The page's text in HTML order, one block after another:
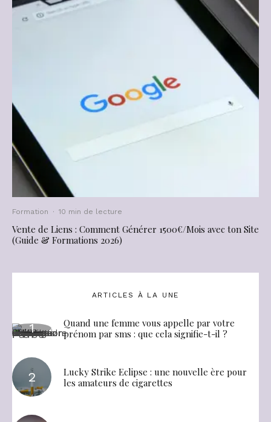
Formation · 10 min de lecture
Vente de Liens : Comment Générer 1500€/Mois avec ton Site
(Guide & Formations 2026)
ARTICLES À LA UNE
Quand une femme vous appelle par votre
prénom par sms : que cela signifie-t-il ?
Lucky Strike Eclipse : une nouvelle ère pour
les amateurs de cigarettes